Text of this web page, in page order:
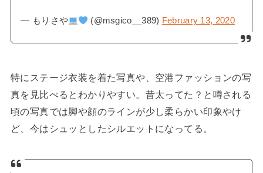
— もりさや (@msgico__389) February 13, 2020
特にステージ衣装を着た写真や、空港ファッションの写
真を見比べるとわかりやすい。昔太ってた？と噂される
頃の写真では脚や顔のラインが少し柔らかい印象やけ
ど、今はシュッとしたシルエットになってる。